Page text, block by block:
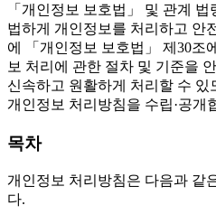
「개인정보 보호법」 및 관계
법하게 개인정보를 처리하고 안
에 「개인정보 보호법」 제30조
보 처리에 관한 절차 및 기준을
신속하고 원활하게 처리할 수 있
개인정보 처리방침을 수립·공개
목차
개인정보 처리방침은 다음과 같
다.